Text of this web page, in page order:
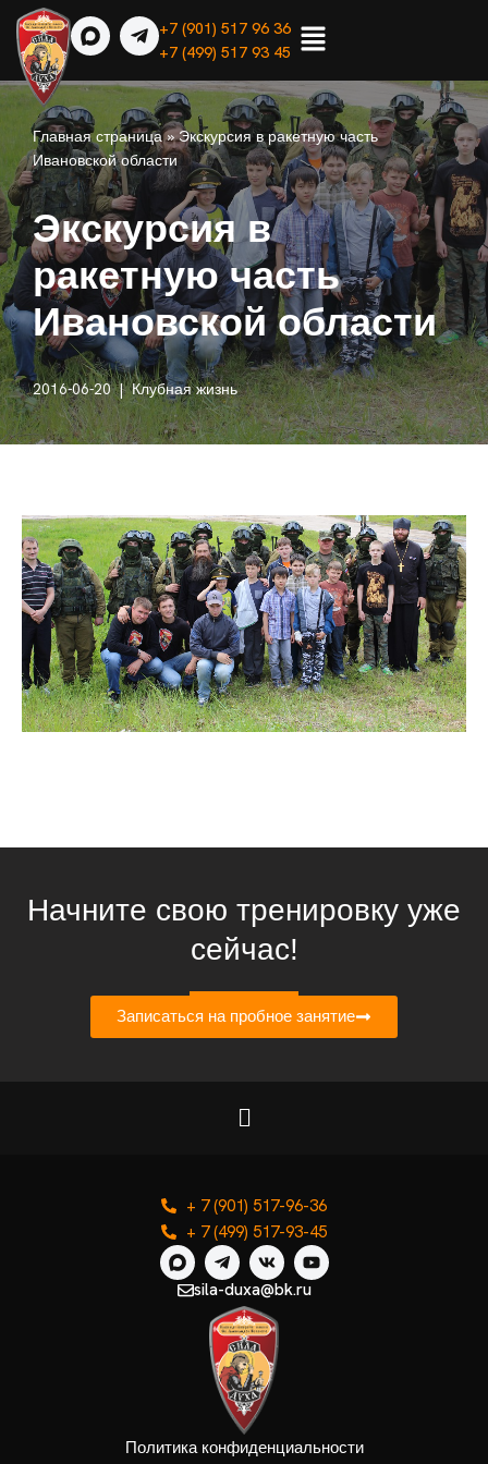
Перейти
к
содержимому
+7 (901) 517 96 36
+7 (499) 517 93 45
Главная страница»Экскурсия в ракетную часть
Ивановской области
Экскурсия в
ракетную часть
Ивановской области
2016-06-20 Клубная жизнь
Начните свою тренировку уже
сейчас!
Записаться на пробное занятие
Политика конфиденциальности
+ 7 (901) 517-96-36
+ 7 (499) 517-93-45
sila-duxa@bk.ru